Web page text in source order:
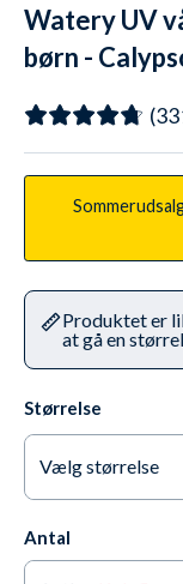
Watery UV
børn -
Produktet er
at gå en
Størrelse
Vælg størrelse
Antal